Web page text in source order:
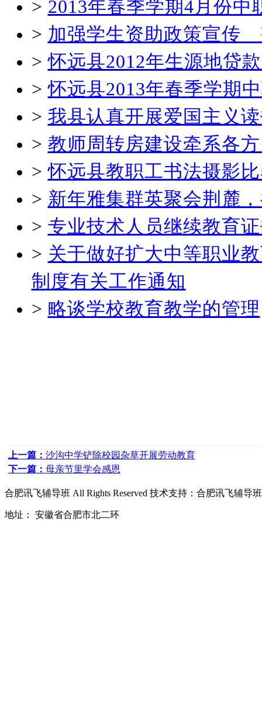
> 2013年春季学期4月份
> 加强学生资助政策宣传
>怀远县2012年生源地贷
>怀远县2013年春季学期
> 我县认真开展爱国主义
> 教师周转房建设牵系各
>怀远县教职工书法摄影
> 新年雅集群英聚会荆麓
> 专业技术人员继续教育
> 关于做好扩大中等职业
制度有关工作通知
> 略谈学校教育教学的管理
上一篇： 沙沟中学铲除校园杂草开展劳动教育
下一篇： 母亲节里学会感恩
合肥讯飞辅导班 All Rights Reserved 技术支持： 合肥讯飞辅导班
地址： 安徽省合肥市北二环